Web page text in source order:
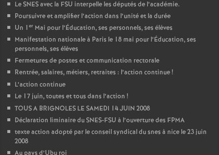
Le SNES avec la FSU interpelle les députés de l’académie.
Poursuivre et amplifier l’action dans l’unité et la durée
Un 1 er Mai pour l’Éducation, ses personnels, ses élèves
Manifestation nationale à Paris le 18 mai pour l’Éducation, ses
personnels, ses élèves
Fermetures de postes et communication rectorale
Rentrée, salaires, métiers, retraites : l’action continue!
L’action continue
Le 17 juin, toutes et tous dans l’action !
TOUS A BRIGNOLES LE SAMEDI 14 JUIN 2008
Déclaration liminaire du SNES-FSU à l’ouverture des FPMA
texte action adopté par le conseil syndical du snes à nice le 23 juin
2008